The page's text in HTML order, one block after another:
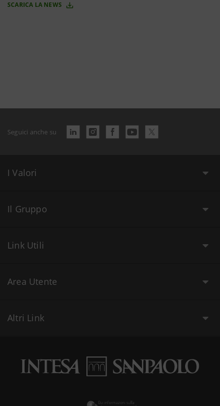
SCARICA LA NEWS
Seguici anche su
I Valori
Il Gruppo
Link Utili
Area Utente
Altri Link